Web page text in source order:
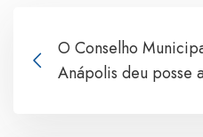
O Conselho
Anápolis deu posse